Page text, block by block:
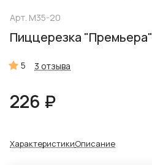
Арт. M35-20
Пиццерезка "Премьера"
5 3 отзыва
226 ₽
ХарактеристикиОписание